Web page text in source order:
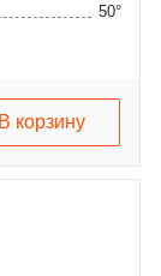
50°
В корзину